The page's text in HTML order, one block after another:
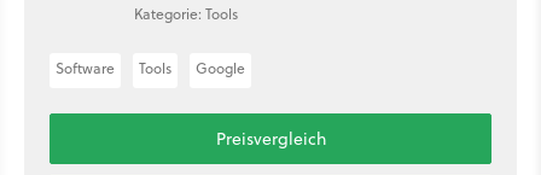
Kategorie: Tools
Software Tools Google
Preisvergleich